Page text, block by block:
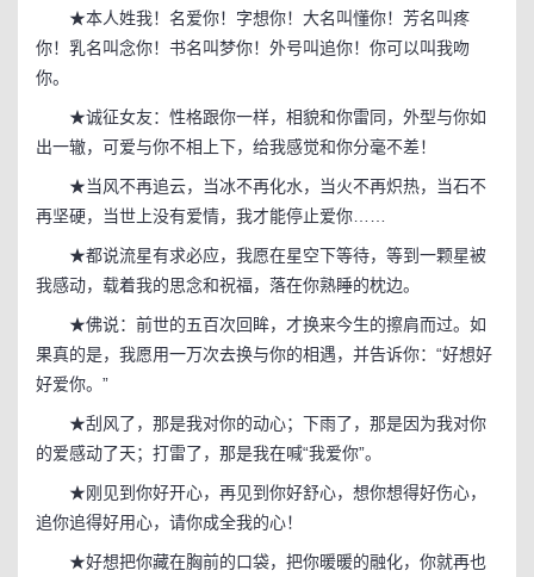
★本人姓我！名爱你！字想你！大名叫懂你！芳名叫疼
你！乳名叫念你！书名叫梦你！外号叫追你！你可以叫我吻
你。
★诚征女友：性格跟你一样，相貌和你雷同，外型与你如
出一辙，可爱与你不相上下，给我感觉和你分毫不差！
★当风不再追云，当冰不再化水，当火不再炽热，当石不
再坚硬，当世上没有爱情，我才能停止爱你……
★都说流星有求必应，我愿在星空下等待，等到一颗星被
我感动，载着我的思念和祝福，落在你熟睡的枕边。
★佛说：前世的五百次回眸，才换来今生的擦肩而过。如
果真的是，我愿用一万次去换与你的相遇，并告诉你：“好想好
好爱你。”
★刮风了，那是我对你的动心；下雨了，那是因为我对你
的爱感动了天；打雷了，那是我在喊“我爱你”。
★刚见到你好开心，再见到你好舒心，想你想得好伤心，
追你追得好用心，请你成全我的心！
★好想把你藏在胸前的口袋，把你暖暖的融化，你就再也